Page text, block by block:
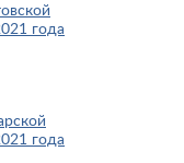
года
года